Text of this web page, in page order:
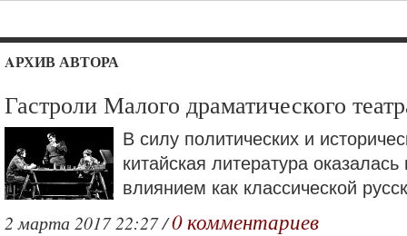
AРХИВ АВТОРА
Гастроли Малого драматического
В силу политических и
китайская литература
влиянием как классической
2 марта 2017 22:27 /0 комментариев